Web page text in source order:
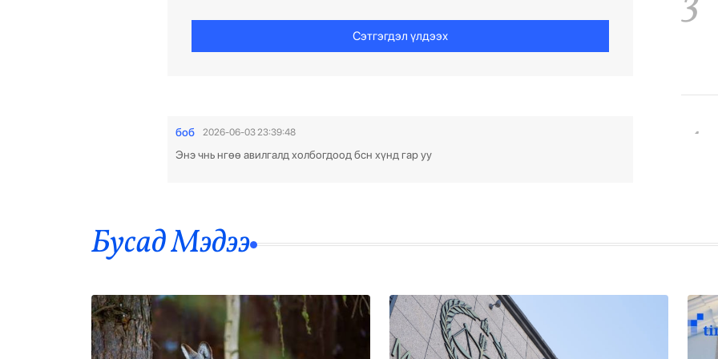
Сэтгэгдэл үлдээх
боб 2026-06-03 23:39:48
Энэ чнь нгөө авилгалд холбогдоод бсн хүнд гар уу 4
5
Бусад Mэдээ